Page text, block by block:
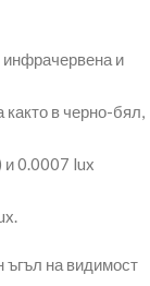
инфрачервена и
както в черно-бял,
и 0.0007 lux
ъгъл на видимост